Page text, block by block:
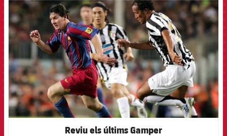
FCB Barcelona badge
Reviu els últims Gamper